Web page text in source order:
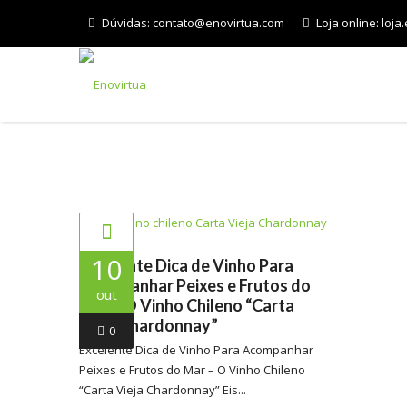
Dúvidas: contato@enovirtua.com Loja online:
10
out
0
Excelente Dica de Vinho Para
Acompanhar Peixes e Frutos do
Mar – O Vinho Chileno “Carta
Vieja Chardonnay”
Excelente Dica de Vinho Para Acompanhar
Peixes e Frutos do Mar – O Vinho Chileno
“Carta Vieja Chardonnay” Eis...